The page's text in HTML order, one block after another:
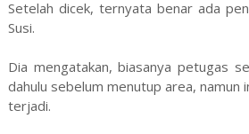
Setelah dicek, ternyata benar ada
Susi.
Dia mengatakan, biasanya petugas
dahulu sebelum menutup area, namun
terjadi.